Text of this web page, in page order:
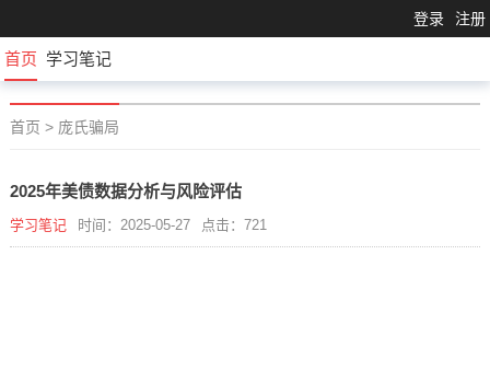
登录 注册
首页 学习笔记
首页 > 庞氏骗局
2025年美债数据分析与风险评估
学习笔记 时间：2025-05-27 点击：721